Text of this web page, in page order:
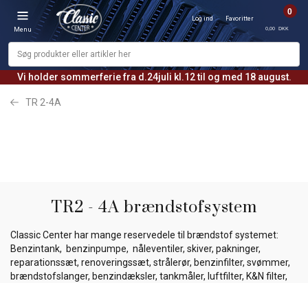
Vi holder sommerferie fra d.24juli kl.12 til og med 18 august.
Menu
Log ind Favoritter
0
0,00 DKK
TR 2-4A
TR2 - 4A brændstofsystem
Classic Center har mange reservedele til brændstof systemet:
Benzintank, benzinpumpe, nåleventiler, skiver, pakninger,
reparationssæt, renoveringssæt, strålerør, benzinfilter, svømmer,
brændstofslanger, benzindæksler, tankmåler, luftfilter, K&N filter,